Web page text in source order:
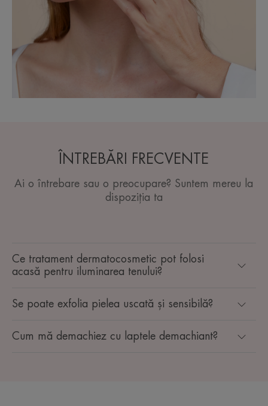
ÎNTREBĂRI FRECVENTE
Ai o întrebare sau o preocupare? Suntem mereu la
dispoziția ta
Ce tratament dermatocosmetic pot folosi
acasă pentru iluminarea tenului?
Se poate exfolia pielea uscată și sensibilă?
Cum mă demachiez cu laptele demachiant?